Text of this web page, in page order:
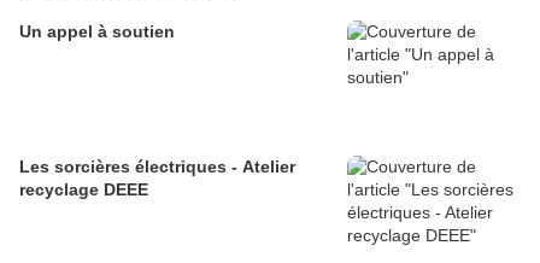
Un appel à soutien
Les sorcières électriques - Atelier
recyclage DEEE